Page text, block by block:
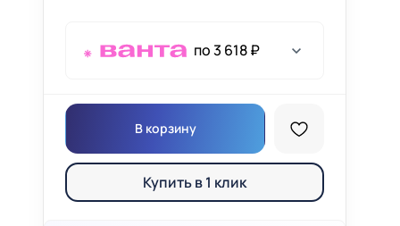
по 3 618 ₽
В корзину
Купить в 1 клик